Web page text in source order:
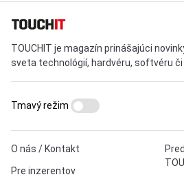
TOUCHIT je magazín prinášajúci
sveta technológií, hardvéru, softvéru
O nás / Kontakt
Pre inzerentov
Tmavý režim